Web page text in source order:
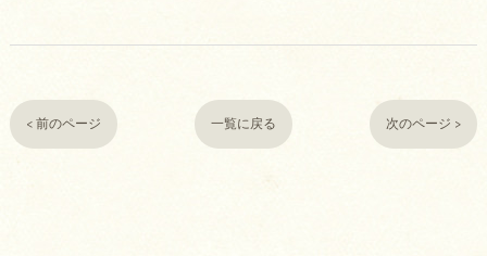
< 前のページ 一覧に戻る 次のページ >